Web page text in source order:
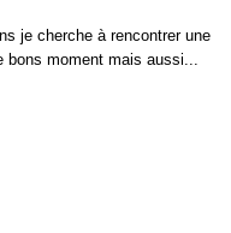
je cherche à rencontrer une
moment mais aussi...